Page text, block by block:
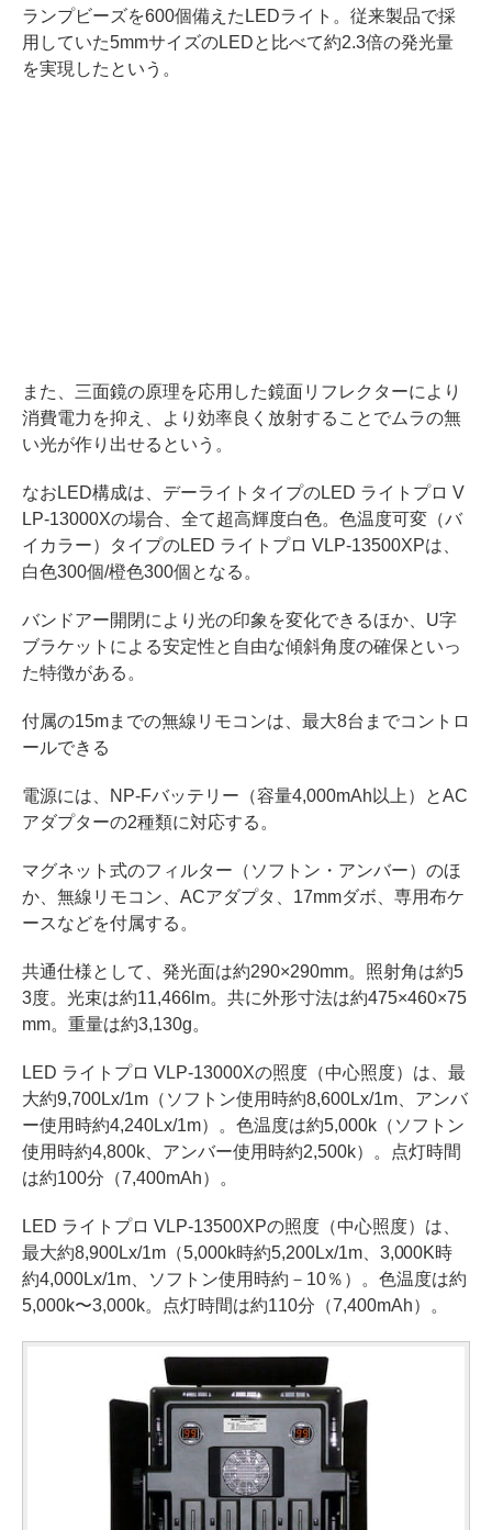
ランプビーズを600個備えたLEDライト。従来製品で採
用していた5mmサイズのLEDと比べて約2.3倍の発光量
を実現したという。
また、三面鏡の原理を応用した鏡面リフレクターにより
消費電力を抑え、より効率良く放射することでムラの無
い光が作り出せるという。
なおLED構成は、デーライトタイプのLED ライトプロ V
LP-13000Xの場合、全て超高輝度白色。色温度可変（バ
イカラー）タイプのLED ライトプロ VLP-13500XPは、
白色300個/橙色300個となる。
バンドアー開閉により光の印象を変化できるほか、U字
ブラケットによる安定性と自由な傾斜角度の確保といっ
た特徴がある。
付属の15mまでの無線リモコンは、最大8台までコントロ
ールできる
電源には、NP-Fバッテリー（容量4,000mAh以上）とAC
アダプターの2種類に対応する。
マグネット式のフィルター（ソフトン・アンバー）のほ
か、無線リモコン、ACアダプタ、17mmダボ、専用布ケ
ースなどを付属する。
共通仕様として、発光面は約290×290mm。照射角は約5
3度。光束は約11,466lm。共に外形寸法は約475×460×75
mm。重量は約3,130g。
LED ライトプロ VLP-13000Xの照度（中心照度）は、最
大約9,700Lx/1m（ソフトン使用時約8,600Lx/1m、アンバ
ー使用時約4,240Lx/1m）。色温度は約5,000k（ソフトン
使用時約4,800k、アンバー使用時約2,500k）。点灯時間
は約100分（7,400mAh）。
LED ライトプロ VLP-13500XPの照度（中心照度）は、
最大約8,900Lx/1m（5,000k時約5,200Lx/1m、3,000K時
約4,000Lx/1m、ソフトン使用時約－10％）。色温度は約
5,000k〜3,000k。点灯時間は約110分（7,400mAh）。